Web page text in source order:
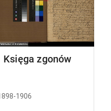
Księga zgonów
1906